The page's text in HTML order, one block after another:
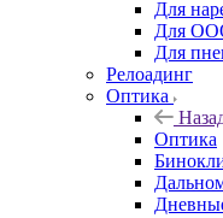
Для
Для
Для
Релоадинг
Оптика
Оптика